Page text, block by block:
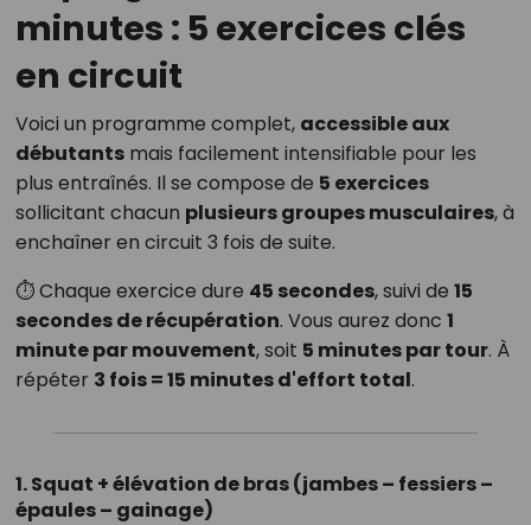
minutes : 5 exercices clés
en circuit
Voici un programme complet, accessible aux
débutantsmais facilement intensifiable pour les
plus entraînés. Il se compose de 5 exercices
sollicitant chacun plusieurs groupes musculaires, à
enchaîner en circuit 3 fois de suite.
⏱ Chaque exercice dure 45 secondes, suivi de 15
secondes de récupération. Vous aurez donc 1
minute par mouvement, soit 5 minutes par tour. À
répéter 3 fois = 15 minutes d'effort total.
1. Squat + élévation de bras (jambes – fessiers –
épaules – gainage)